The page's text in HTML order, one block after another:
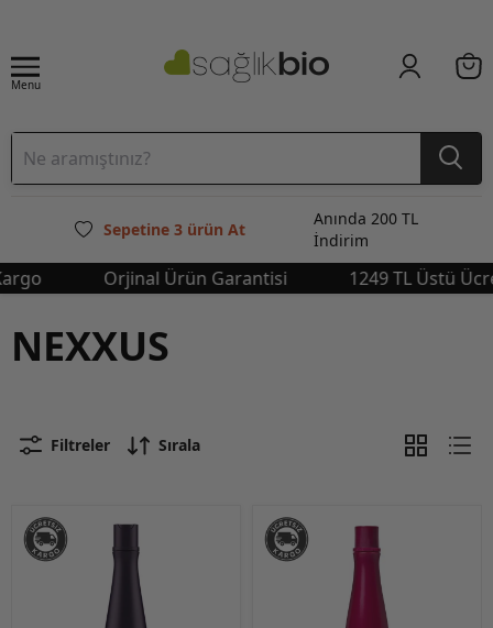
Menu
Sepetine 3 ürün At
Anında 200 TL
İndirim
Orjinal Ürün Garantisi 1249 TL Üstü
NEXXUS
Filtreler Sırala